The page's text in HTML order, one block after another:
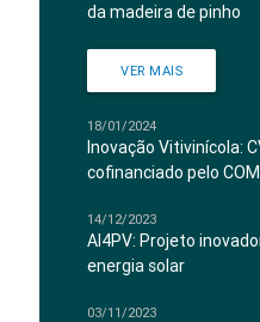
da madeira de pinho
VER MAIS
18/01/2024
Inovação Vitivinícola:
cofinanciado pelo
14/12/2023
AI4PV: Projeto
energia solar
03/11/2023